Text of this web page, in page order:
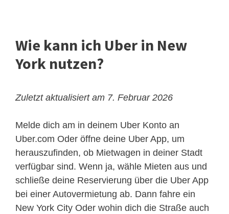
Wie kann ich Uber in New
York nutzen?
Zuletzt aktualisiert am 7. Februar 2026
Melde dich am in deinem Uber Konto an
Uber.com Oder öffne deine Uber App, um
herauszufinden, ob Mietwagen in deiner Stadt
verfügbar sind. Wenn ja, wähle Mieten aus und
schließe deine Reservierung über die Uber App
bei einer Autovermietung ab. Dann fahre ein
New York City Oder wohin dich die Straße auch